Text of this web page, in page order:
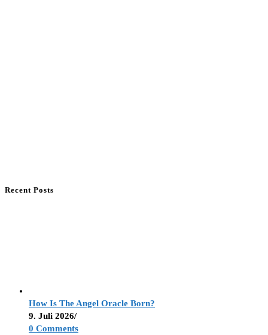
Recent Posts
How Is The Angel Oracle Born?
9. Juli 2026/
0 Comments